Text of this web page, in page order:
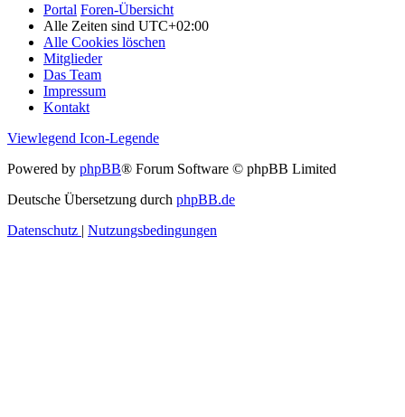
Portal Foren-Übersicht
Alle Zeiten sind UTC+02:00
Alle Cookies löschen
Mitglieder
Das Team
Impressum
Kontakt
Viewlegend Icon-Legende
Powered by phpBB® Forum Software © phpBB Limited
Deutsche Übersetzung durch phpBB.de
Datenschutz | Nutzungsbedingungen